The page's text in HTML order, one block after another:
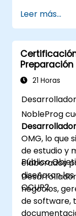
Leer más...
Certificación
21 Horas
NobleProg
OMG, lo que
de estudio y
elaborados
diseñaron
OCUP2.
Público
negocios,
de software,